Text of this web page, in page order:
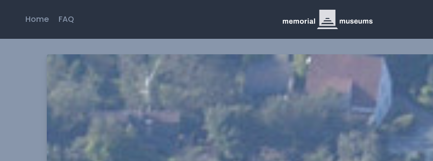
Home FAQ